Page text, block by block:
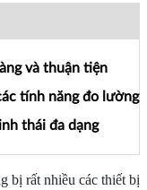
và thuận tiện
tính năng đo lường
thái đa dạng
bị rất nhiều các thiết bị